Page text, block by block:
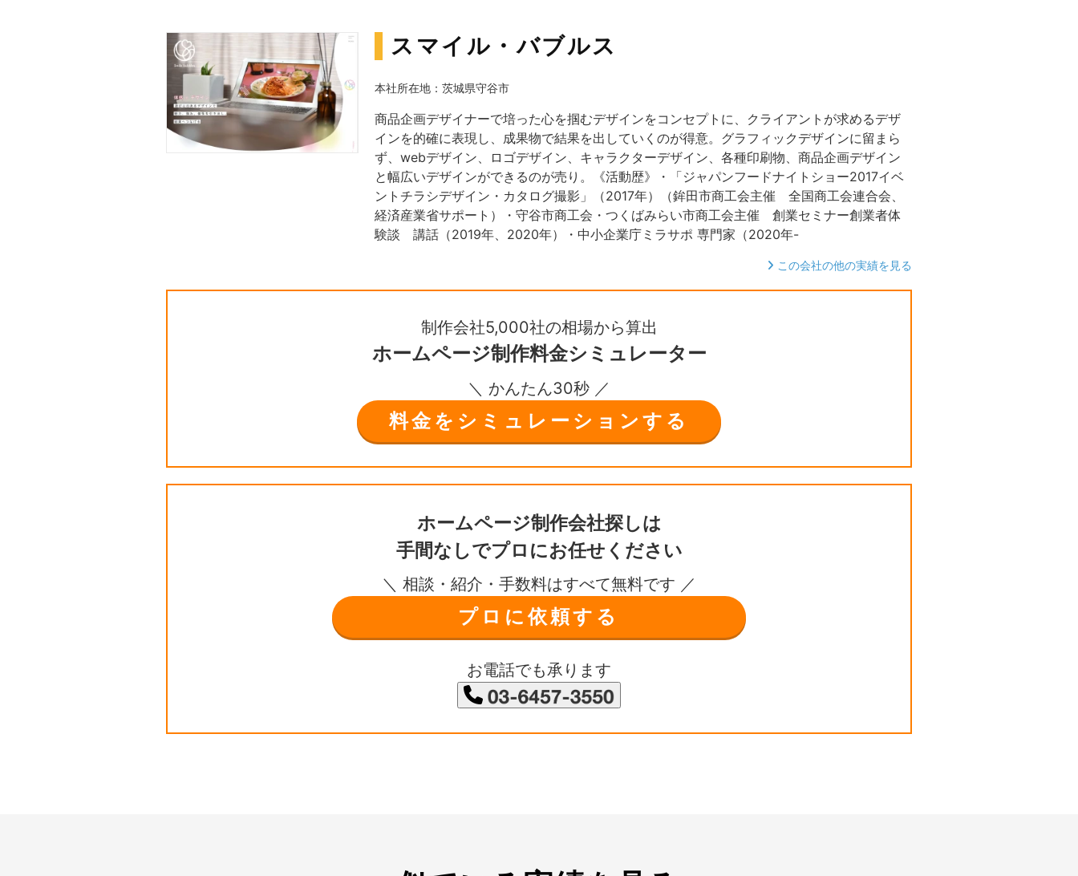
スマイル・バブルス
本社所在地：茨城県守谷市
商品企画デザイナーで培った心を掴むデザインをコンセプトに、クライアントが求めるデザ
インを的確に表現し、成果物で結果を出していくのが得意。グラフィックデザインに留まら
ず、webデザイン、ロゴデザイン、キャラクターデザイン、各種印刷物、商品企画デザイン
と幅広いデザインができるのが売り。《活動歴》・「ジャパンフードナイトショー2017イベ
ントチラシデザイン・カタログ撮影」（2017年）（鉾田市商工会主催 全国商工会連合会、
経済産業省サポート）・守谷市商工会・つくばみらい市商工会主催 創業セミナー創業者体
験談 講話（2019年、2020年）・中小企業庁ミラサポ 専門家（2020年-
この会社の他の実績を見る
制作会社5,000社の相場から算出
ホームページ制作料金シミュレーター
＼ かんたん30秒 ／
料金をシミュレーションする
ホームページ制作会社探しは
手間なしでプロにお任せください
＼ 相談・紹介・手数料はすべて無料です ／
プロに依頼する
お電話でも承ります